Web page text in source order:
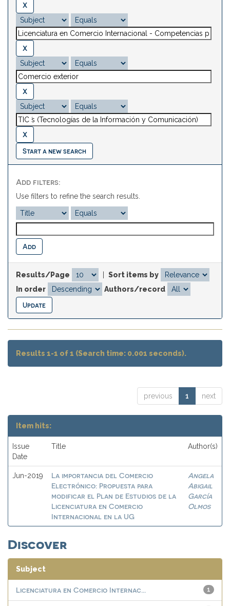
Start a new search
Add filters:
Use filters to refine the search results.
Results/Page
Sort items by
In order
Authors/record
Results 1-1 of 1 (Search time: 0.001 seconds).
previous 1 next
Item hits:
Issue
Date
Title Author(s)
Jun-2019
La importancia del Comercio
Electrónico: Propuesta para
modificar el Plan de Estudios de la
Licenciatura en Comercio
Internacional en la UG
Angela
Abigail
García
Olmos
Discover
Subject
1
Licenciatura en Comercio Internac...